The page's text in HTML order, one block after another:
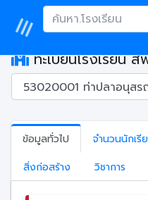
ทะเบียนโรงเรียน
ข้อมูลทั่วไป จำนวนนักเรี
สิ่งก่อสร้าง
วิชาการ